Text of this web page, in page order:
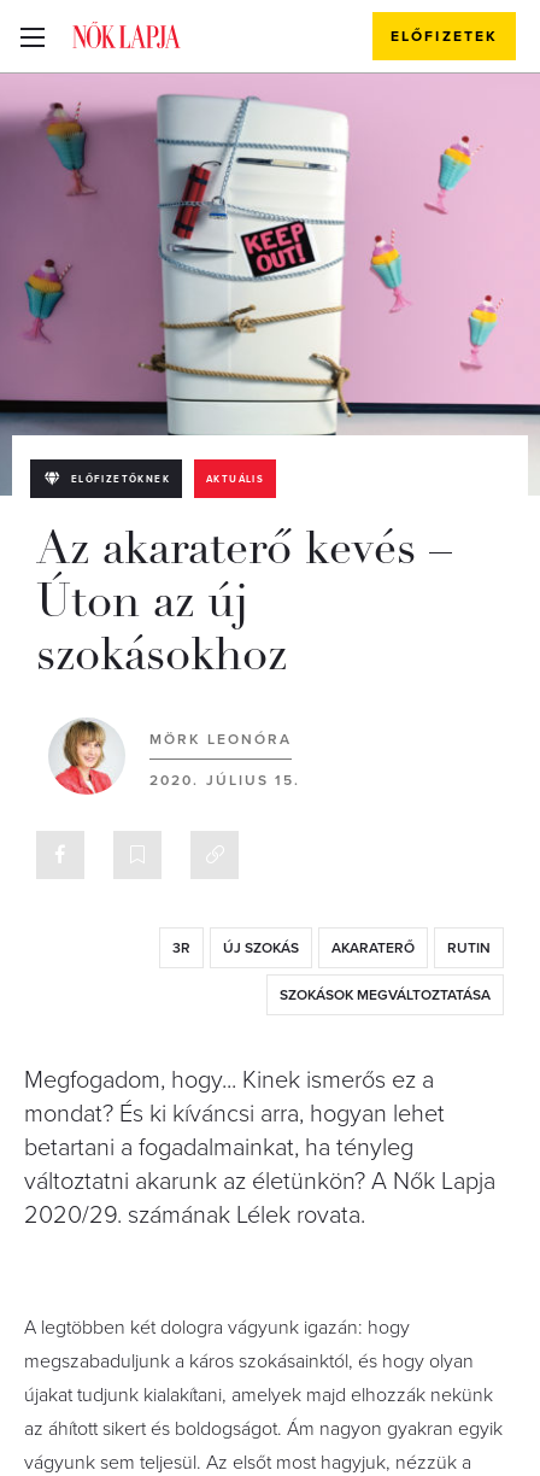
ELŐFIZETEK
ELŐFIZETŐKNEK AKTUÁLIS
Az akaraterő kevés –
Úton az új
szokásokhoz
MÖRK LEONÓRA
2020. JÚLIUS 15.
3R ÚJ SZOKÁS AKARATERŐ RUTIN
SZOKÁSOK MEGVÁLTOZTATÁSA
Megfogadom, hogy... Kinek ismerős ez a
mondat? És ki kíváncsi arra, hogyan lehet
betartani a fogadalmainkat, ha tényleg
változtatni akarunk az életünkön? A Nők Lapja
2020/29. számának Lélek rovata.
A legtöbben két dologra vágyunk igazán: hogy
megszabaduljunk a káros szokásainktól, és hogy olyan
újakat tudjunk kialakítani, amelyek majd elhozzák nekünk
az áhított sikert és boldogságot. Ám nagyon gyakran egyik
vágyunk sem teljesül. Az elsőt most hagyjuk, nézzük a